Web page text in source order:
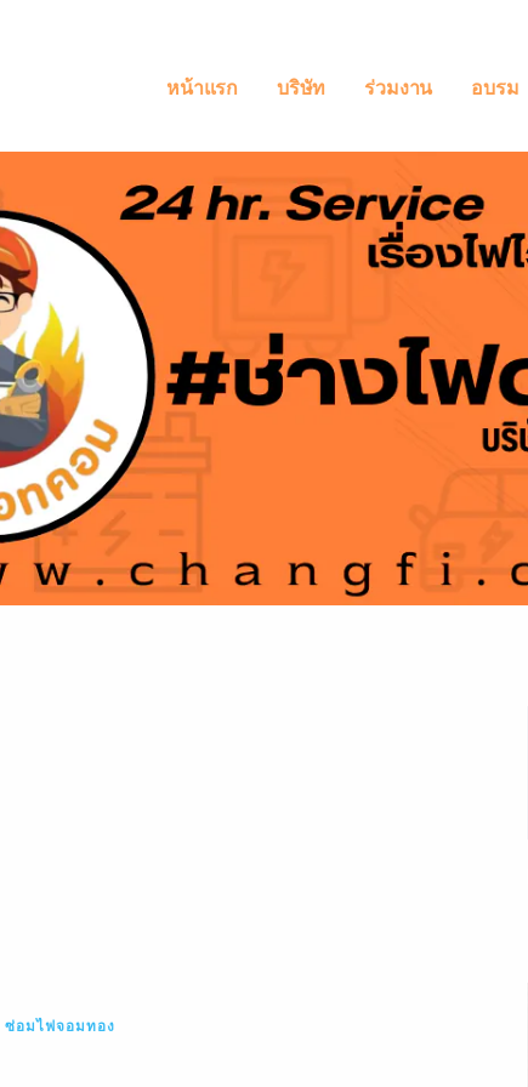
หน้าแรก บริษัท ร่วมงาน อบรม
ซ่อมไฟจอมทอง